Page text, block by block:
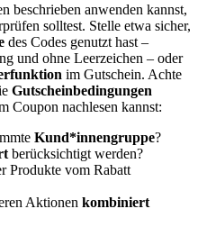
beschrieben anwenden kannst,
solltest. Stelle etwa sicher,
des Codes genutzt hast –
und ohne Leerzeichen – oder
im Gutschein. Achte
Gutscheinbedingungen
Coupon nachlesen kannst:
Kund*innengruppe?
berücksichtigt werden?
Produkte vom Rabatt
Aktionen kombiniert